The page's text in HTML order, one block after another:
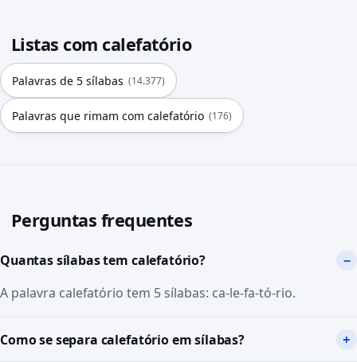
Listas com calefatório
Palavras de 5 sílabas (14.377)
Palavras que rimam com calefatório (176)
Perguntas frequentes
Quantas sílabas tem calefatório?
A palavra calefatório tem 5 sílabas: ca-le-fa-tó-rio.
Como se separa calefatório em sílabas?